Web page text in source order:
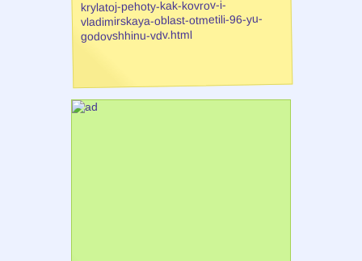
krylatoj-pehoty-kak-kovrov-i-
vladimirskaya-oblast-otmetili-96-yu-
godovshhinu-vdv.html